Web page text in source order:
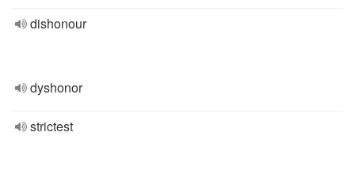
dishonour
dyshonor
strictest